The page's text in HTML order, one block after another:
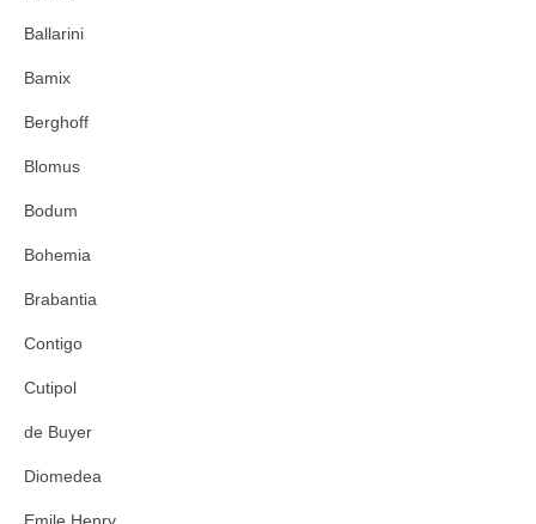
Ballarini
Bamix
Berghoff
Blomus
Bodum
Bohemia
Brabantia
Contigo
Cutipol
de Buyer
Diomedea